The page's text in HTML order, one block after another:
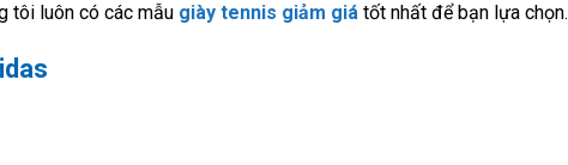
tôi luôn có các mẫu giày tennis giảm giátốt nhất để bạn lựa chọn.